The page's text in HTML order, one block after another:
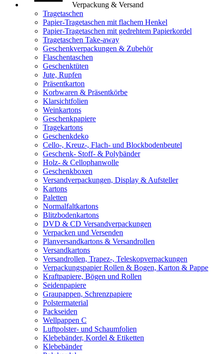
Verpackung & Versand
Tragetaschen
Papier-Tragetaschen mit flachem Henkel
Papier-Tragetaschen mit gedrehtem Papierkordel
Tragetaschen Take-away
Geschenkverpackungen & Zubehör
Flaschentaschen
Geschenktüten
Jute, Rupfen
Präsentkarton
Korbwaren & Präsentkörbe
Klarsichtfolien
Weinkartons
Geschenkpapiere
Tragekartons
Geschenkdeko
Cello-, Kreuz-, Flach- und Blockbodenbeutel
Geschenk- Stoff- & Polybänder
Holz- & Cellophanwolle
Geschenkboxen
Versandverpackungen, Display & Aufsteller
Kartons
Paletten
Normalfaltkartons
Blitzbodenkartons
DVD & CD Versandverpackungen
Verpacken und Versenden
Planversandkartons & Versandrollen
Versandkartons
Versandrollen, Trapez-, Teleskopverpackungen
Verpackungspapier Rollen & Bogen, Karton & Pappe
Kraftpapiere, Bögen und Rollen
Seidenpapiere
Graupappen, Schrenzpapiere
Polstermaterial
Packseiden
Wellpappen C
Luftpolster- und Schaumfolien
Klebebänder, Kordel & Etiketten
Klebebänder